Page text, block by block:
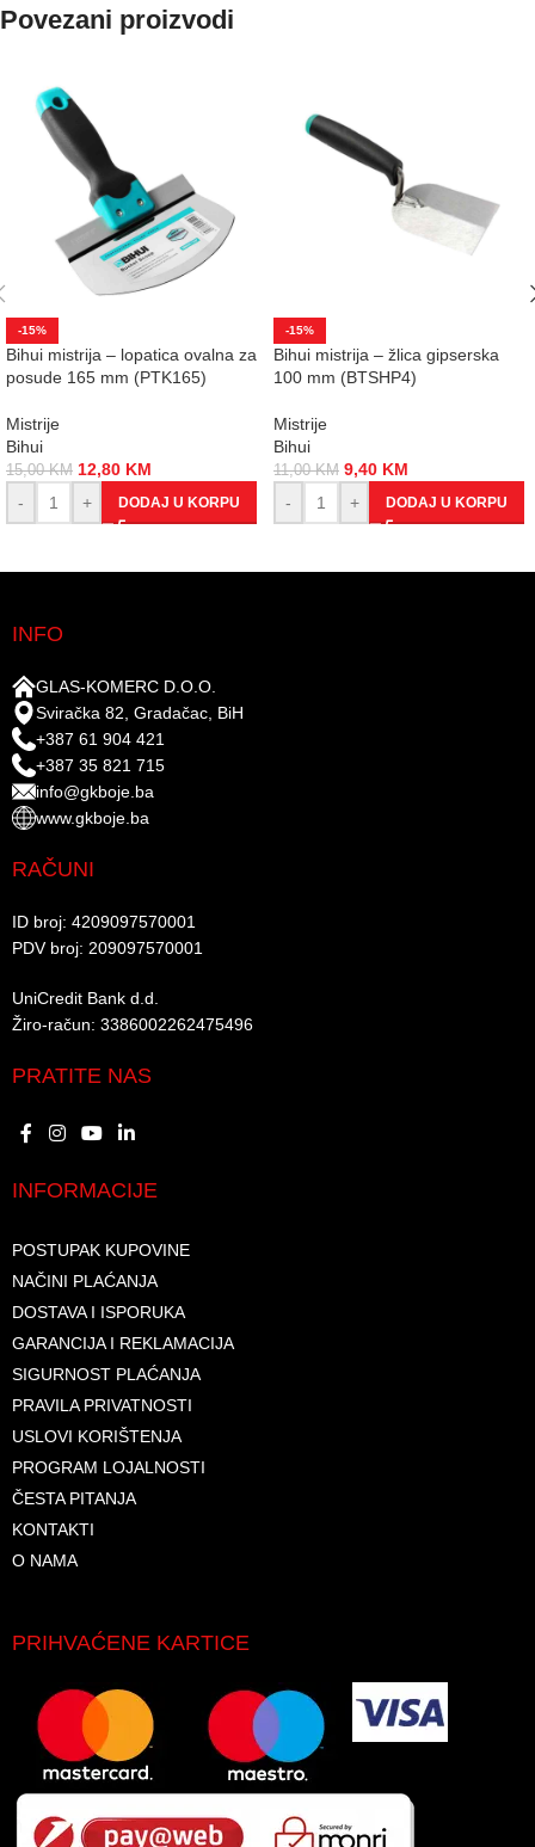
Povezani proizvodi
-15%
Bihui mistrija – lopatica ovalna za
posude 165 mm (PTK165)
Mistrije
Bihui
15,00KM 12,80 KM
-
+ DODAJ U KORPU
-15%
Bihui mistrija – žlica gipserska
100 mm (BTSHP4)
Mistrije
Bihui
11,00KM 9,40 KM
-
+ DODAJ U KORPU
INFO
GLAS-KOMERC D.O.O.
Sviračka 82, Gradačac, BiH
+387 61 904 421
+387 35 821 715
info@gkboje.ba
www.gkboje.ba
RAČUNI
ID broj: 4209097570001​
PDV broj: 209097570001 ​
UniCredit Bank d.d.​
Žiro-račun: 3386002262475496​​
PRATITE NAS
INFORMACIJE
POSTUPAK KUPOVINE
NAČINI PLAĆANJA
DOSTAVA I ISPORUKA
GARANCIJA I REKLAMACIJA
SIGURNOST PLAĆANJA
PRAVILA PRIVATNOSTI
USLOVI KORIŠTENJA
PROGRAM LOJALNOSTI
ČESTA PITANJA
KONTAKTI
O NAMA
PRIHVAĆENE KARTICE